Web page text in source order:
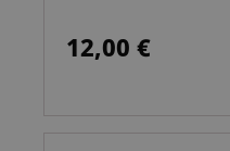
12,00 €